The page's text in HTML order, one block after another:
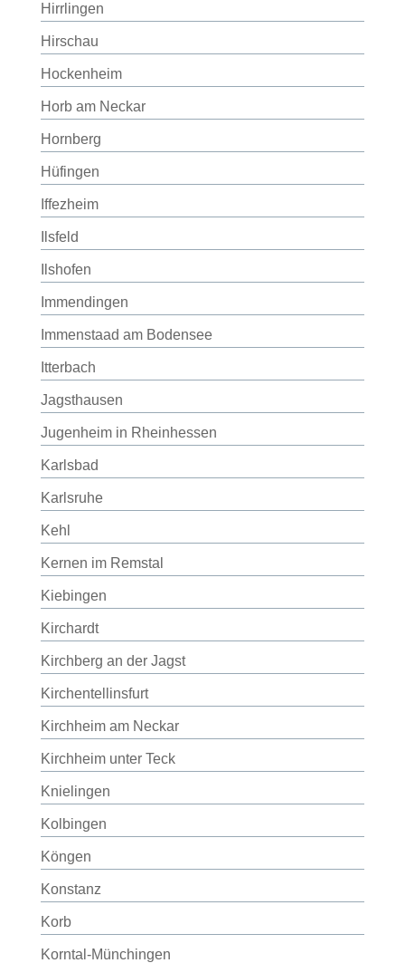
Hirrlingen
Hirschau
Hockenheim
Horb am Neckar
Hornberg
Hüfingen
Iffezheim
Ilsfeld
Ilshofen
Immendingen
Immenstaad am Bodensee
Itterbach
Jagsthausen
Jugenheim in Rheinhessen
Karlsbad
Karlsruhe
Kehl
Kernen im Remstal
Kiebingen
Kirchardt
Kirchberg an der Jagst
Kirchentellinsfurt
Kirchheim am Neckar
Kirchheim unter Teck
Knielingen
Kolbingen
Köngen
Konstanz
Korb
Korntal-Münchingen